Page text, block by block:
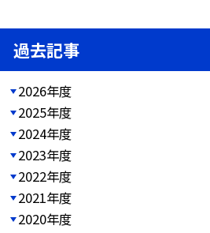
過去記事
2026年度
2025年度
2024年度
2023年度
2022年度
2021年度
2020年度